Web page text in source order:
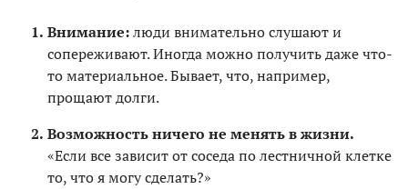
Внимание:люди внимательно слушают и
сопереживают. Иногда можно получить даже что-
то материальное. Бывает, что, например,
прощают долги.
Возможность ничего не менять в жизни.
«Если все зависит от соседа по лестничной клетке
то, что я могу сделать?»